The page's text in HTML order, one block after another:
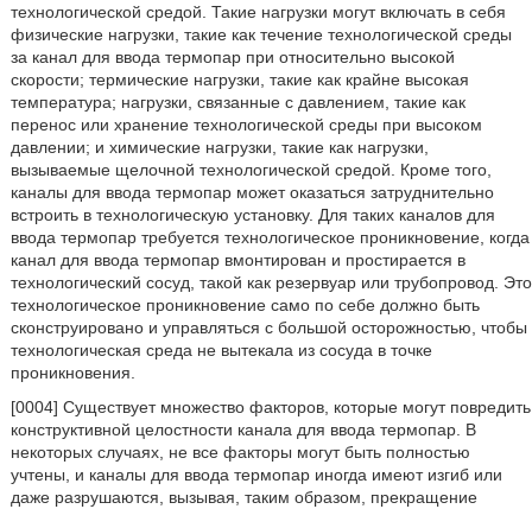
технологической средой. Такие нагрузки могут включать в себя
физические нагрузки, такие как течение технологической среды
за канал для ввода термопар при относительно высокой
скорости; термические нагрузки, такие как крайне высокая
температура; нагрузки, связанные с давлением, такие как
перенос или хранение технологической среды при высоком
давлении; и химические нагрузки, такие как нагрузки,
вызываемые щелочной технологической средой. Кроме того,
каналы для ввода термопар может оказаться затруднительно
встроить в технологическую установку. Для таких каналов для
ввода термопар требуется технологическое проникновение, когда
канал для ввода термопар вмонтирован и простирается в
технологический сосуд, такой как резервуар или трубопровод. Это
технологическое проникновение само по себе должно быть
сконструировано и управляться с большой осторожностью, чтобы
технологическая среда не вытекала из сосуда в точке
проникновения.
[0004] Существует множество факторов, которые могут повредить
конструктивной целостности канала для ввода термопар. В
некоторых случаях, не все факторы могут быть полностью
учтены, и каналы для ввода термопар иногда имеют изгиб или
даже разрушаются, вызывая, таким образом, прекращение